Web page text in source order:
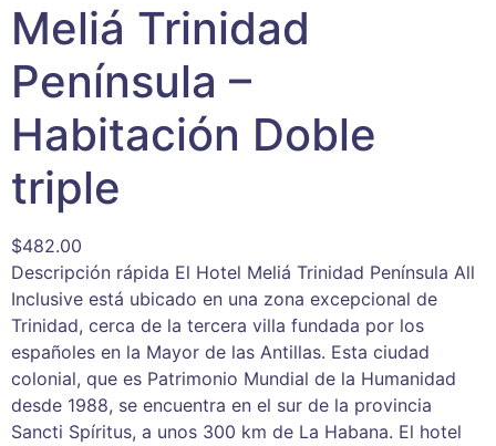
Meliá Trinidad
Península –
Habitación Doble
triple
$482.00
Descripción rápida El Hotel Meliá Trinidad Península All
Inclusive está ubicado en una zona excepcional de
Trinidad, cerca de la tercera villa fundada por los
españoles en la Mayor de las Antillas. Esta ciudad
colonial, que es Patrimonio Mundial de la Humanidad
desde 1988, se encuentra en el sur de la provincia
Sancti Spíritus, a unos 300 km de La Habana. El hotel